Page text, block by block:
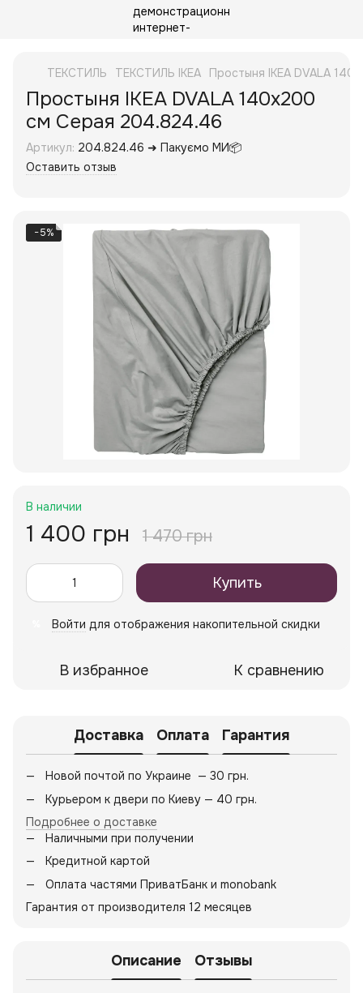
ТЕКСТИЛЬ ТЕКСТИЛЬ IKEA Простыня IKEA DVALA
Простыня IKEA DVALA 140х200
см Серая 204.824.46
Артикул: 204.824.46 ➜ Пакуємо МИ📦
Оставить отзыв
−5%
В наличии
1 400 грн 1 470 грн
Купить
Войти для отображения накопительной скидки
В избранное К сравнению
Доставка Оплата Гарантия
Новой почтой по Украине — 30 грн.
Курьером к двери по Киеву — 40 грн.
Подробнее о доставке
Наличными при получении
Кредитной картой
Оплата частями ПриватБанк и monobank
Гарантия от производителя 12 месяцев
Описание Отзывы